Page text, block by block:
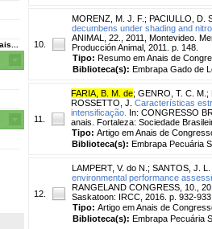
10.
MORENZ, M. J. F. ; PACIULLO, D.
decumbens under shading and
ANIMAL, 22., 2011, Montevideo.
Producción Animal, 2011. p. 148.
Tipo: Resumo em Anais de
Biblioteca(s): Embrapa Gado de
11.
FARIA, B. M. de; GENRO, T. C. M. ;
ROSSETTO, J. Características
intensificação. In: CONGRESSO
anais. Fortaleza: Sociedade
Tipo: Artigo em Anais de
Biblioteca(s): Embrapa Pecuária
12.
LAMPERT, V. do N. ; SANTOS, J.
environmental performance
RANGELAND CONGRESS, 10.,
Saskatoon: IRCC, 2016. p. 932-
Tipo: Artigo em Anais de
Biblioteca(s): Embrapa Pecuária